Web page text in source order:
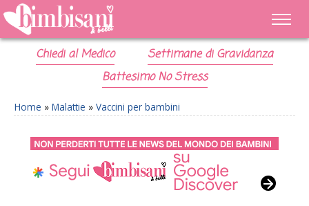
Chiedi al Medico
Settimane di Gravidanza
Battesimo No Stress
Home » Malattie » Vaccini per bambini